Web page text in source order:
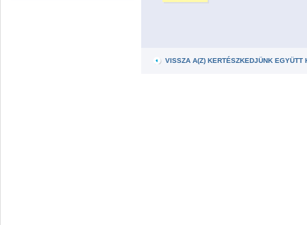
VISSZA A(Z) KERTÉSZKEDJÜNK